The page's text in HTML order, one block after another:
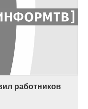
работников